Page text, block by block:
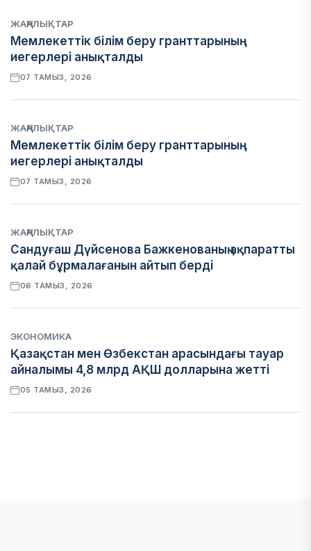
ЖАҢАЛЫҚТАР
Мемлекеттік білім беру гранттарының
иегерлері анықталды
07 ТАМЫЗ, 2026
ЖАҢАЛЫҚТАР
Мемлекеттік білім беру гранттарының
иегерлері анықталды
07 ТАМЫЗ, 2026
ЖАҢАЛЫҚТАР
Сандуғаш Дүйсенова Бажкенованың ақпаратты
қалай бұрмалағанын айтып берді
06 ТАМЫЗ, 2026
ЭКОНОМИКА
Қазақстан мен Өзбекстан арасындағы тауар
айналымы 4,8 млрд АҚШ долларына жетті
05 ТАМЫЗ, 2026